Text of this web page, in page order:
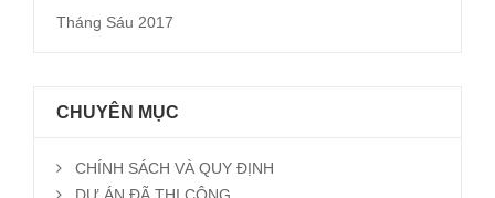
Tháng Sáu 2017
CHUYÊN MỤC
CHÍNH SÁCH VÀ QUY ĐỊNH